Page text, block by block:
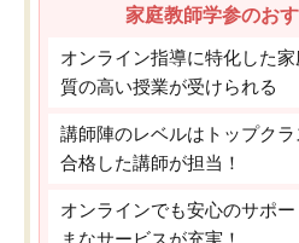
家庭教師学参のお
オンライン指導に特化した
質の高い授業が受けられる
講師陣のレベルはトップク
合格した講師が担当！
オンラインでも安心のサポ